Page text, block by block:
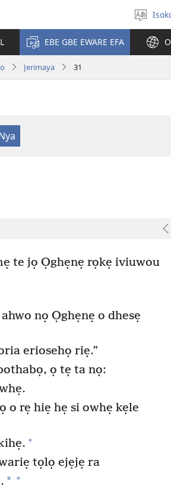
Salọ
EBE GBE EWARE EFA
Jerimaya 31
te jọ Ọghẹnẹ rọkẹ iviuwou
nọ Ọghẹnẹ o dhesẹ
eriosehọ riẹ.”
ọ tẹ ta nọ:
o rẹ hiẹ hẹ si owhẹ kẹle
+
tọlọ ejẹjẹ ra
* +